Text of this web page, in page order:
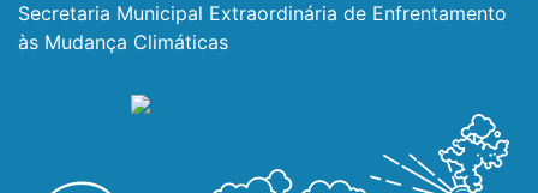
Secretaria Municipal Extraordinária de Enfrentamento
às Mudança Climáticas